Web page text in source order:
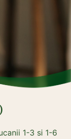
1-3 si 1-6